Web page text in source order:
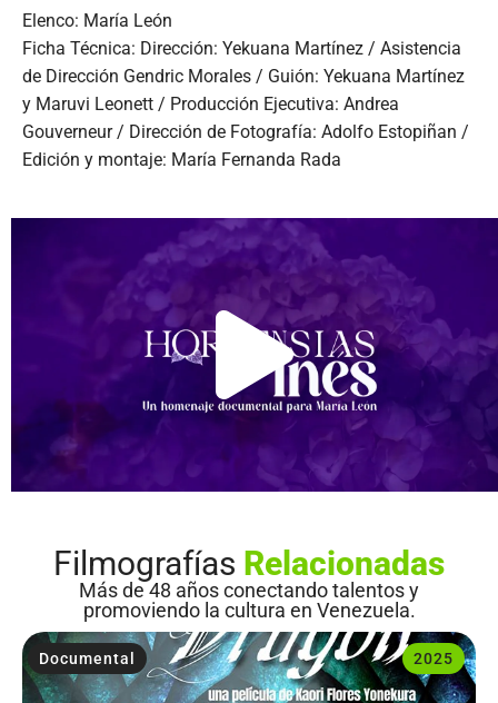
Elenco: María León
Ficha Técnica: Dirección: Yekuana Martínez / Asistencia
de Dirección Gendric Morales / Guión: Yekuana Martínez
y Maruvi Leonett / Producción Ejecutiva: Andrea
Gouverneur / Dirección de Fotografía: Adolfo Estopiñan /
Edición y montaje: María Fernanda Rada
Filmografías Relacionadas
Más de 48 años conectando talentos y
promoviendo la cultura en Venezuela.
2025
Documental